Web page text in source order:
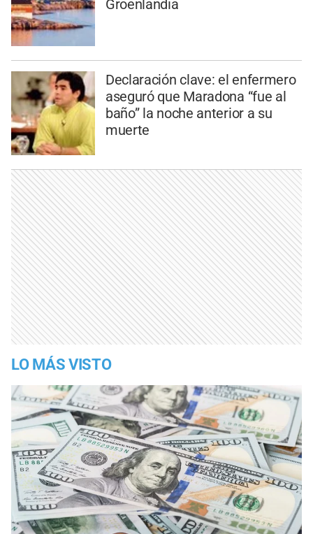
Groenlandia
Declaración clave: el enfermero
aseguró que Maradona “fue al
baño” la noche anterior a su
muerte
LO MÁS VISTO